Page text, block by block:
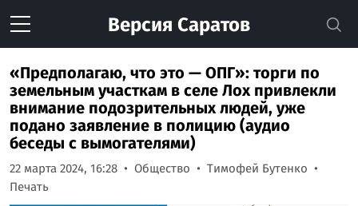
Версия Саратов
«Предполагаю, что это — ОПГ»: торги по
земельным участкам в селе Лох привлекли
внимание подозрительных людей, уже
подано заявление в полицию (аудио
беседы с вымогателями)
22 марта 2024, 16:28 Общество
Тимофей Бутенко
Печать